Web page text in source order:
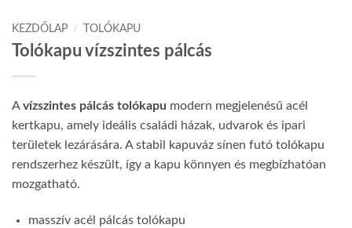
KEZDŐLAP / TOLÓKAPU
Tolókapu vízszintes pálcás
Avízszintes pálcás tolókapu modern megjelenésű acél
kertkapu, amely ideális családi házak, udvarok és ipari
területek lezárására. A stabil kapuváz sínen futó tolókapu
rendszerhez készült, így a kapu könnyen és megbízhatóan
mozgatható.
masszív acél pálcás tolókapu